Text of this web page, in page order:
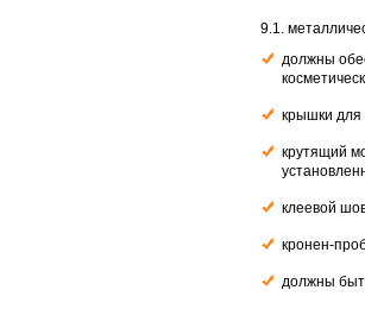
9.1.
должны
крышки для
крутящий
клеевой
кронен-
должны